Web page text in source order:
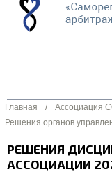
Главная / Ассоциация
Решения органов
РЕШЕНИЯ
АССОЦИАЦИИ